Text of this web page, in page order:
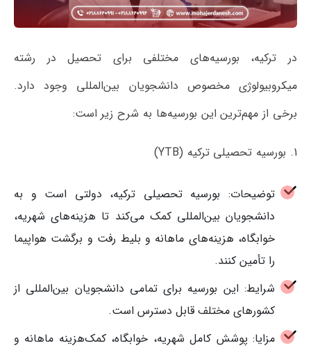
در ترکیه، بورسیه‌های مختلفی برای تحصیل در رشته
میکروبیولوژی مخصوص دانشجویان بین‌المللی وجود دارد.
برخی از مهم‌ترین این بورسیه‌ها به شرح زیر است:
1. بورسیه تحصیلی ترکیه (YTB)
توضیحات: بورسیه تحصیلی ترکیه، دولتی است و به
دانشجویان بین‌المللی کمک می‌کند تا هزینه‌های شهریه،
خوابگاه، هزینه‌های ماهانه و بلیط رفت و برگشت هواپیما
را تأمین کنند.
شرایط: این بورسیه برای تمامی دانشجویان بین‌المللی از
کشورهای مختلف قابل دسترس است.
مزایا: پوشش کامل شهریه، خوابگاه، کمک‌هزینه ماهانه و